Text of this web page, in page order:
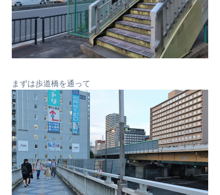
まずは歩道橋を通って